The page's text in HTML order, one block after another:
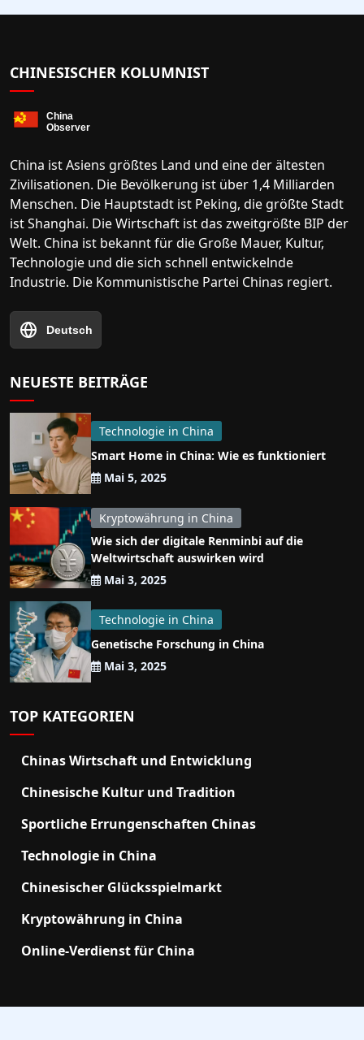
CHINESISCHER KOLUMNIST
China ist Asiens größtes Land und eine der ältesten
Zivilisationen. Die Bevölkerung ist über 1,4 Milliarden
Menschen. Die Hauptstadt ist Peking, die größte Stadt
ist Shanghai. Die Wirtschaft ist das zweitgrößte BIP der
Welt. China ist bekannt für die Große Mauer, Kultur,
Technologie und die sich schnell entwickelnde
Industrie. Die Kommunistische Partei Chinas regiert.
Deutsch
NEUESTE BEITRÄGE
Technologie in China
Smart Home in China: Wie es funktioniert
Mai 5, 2025
Kryptowährung in China
Wie sich der digitale Renminbi auf die
Weltwirtschaft auswirken wird
Mai 3, 2025
Technologie in China
Genetische Forschung in China
Mai 3, 2025
TOP KATEGORIEN
Chinas Wirtschaft und Entwicklung
Chinesische Kultur und Tradition
Sportliche Errungenschaften Chinas
Technologie in China
Chinesischer Glücksspielmarkt
Kryptowährung in China
Online-Verdienst für China